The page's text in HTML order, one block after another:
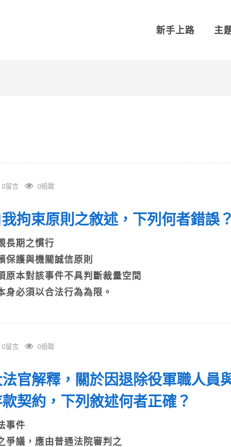
新手上路 主
0留言 0追蹤
我拘束原則之敘述，下列何者錯誤
長期之慣行
保護與機關誠信原則
原本對該事件不具判斷裁量空間
身必須以合法行為為限。
0留言 0追蹤
官解釋，關於因退除役軍職人員
契約，下列敘述何者正確？
事件
爭議，應由普通法院審判之